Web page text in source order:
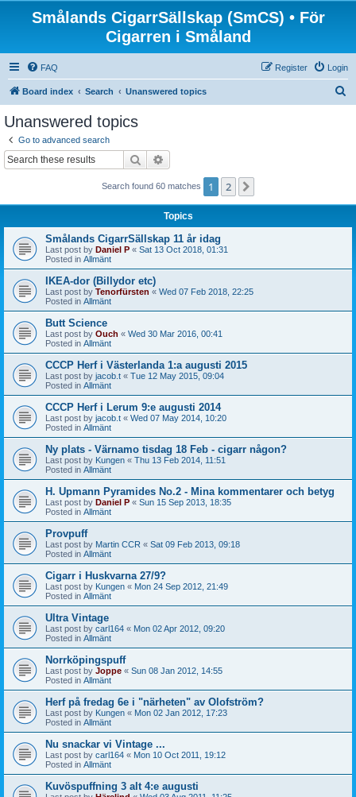
Smålands CigarrSällskap (SmCS) • För
Cigarren i Småland
FAQ Login
Register
Board index Search Unanswered topics
Unanswered topics
Go to advanced search
Search
Search found 60 matches 1 2
Topics
Smålands CigarrSällskap 11 år idag
Last post by Daniel P « Sat 13 Oct 2018, 01:31
Posted in Allmänt
IKEA-dor (Billydor etc)
Last post by Tenorfürsten « Wed 07 Feb 2018, 22:25
Posted in Allmänt
Butt Science
Last post by Ouch « Wed 30 Mar 2016, 00:41
Posted in Allmänt
CCCP Herf i Västerlanda 1:a augusti 2015
Last post by jacob.t « Tue 12 May 2015, 09:04
Posted in Allmänt
CCCP Herf i Lerum 9:e augusti 2014
Last post by jacob.t « Wed 07 May 2014, 10:20
Posted in Allmänt
Ny plats - Värnamo tisdag 18 Feb - cigarr någon?
Last post by Kungen « Thu 13 Feb 2014, 11:51
Posted in Allmänt
H. Upmann Pyramides No.2 - Mina kommentarer och betyg
Last post by Daniel P « Sun 15 Sep 2013, 18:35
Posted in Allmänt
Provpuff
Last post by Martin CCR « Sat 09 Feb 2013, 09:18
Posted in Allmänt
Cigarr i Huskvarna 27/9?
Last post by Kungen « Mon 24 Sep 2012, 21:49
Posted in Allmänt
Ultra Vintage
Last post by carl164 « Mon 02 Apr 2012, 09:20
Posted in Allmänt
Norrköpingspuff
Last post by Joppe « Sun 08 Jan 2012, 14:55
Posted in Allmänt
Herf på fredag 6e i "närheten" av Olofström?
Last post by Kungen « Mon 02 Jan 2012, 17:23
Posted in Allmänt
Nu snackar vi Vintage ...
Last post by carl164 « Mon 10 Oct 2011, 19:12
Posted in Allmänt
Kuvöspuffning 3 alt 4:e augusti